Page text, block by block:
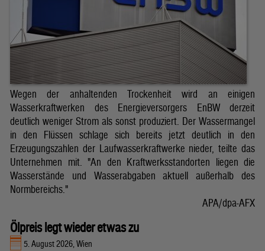
Wegen der anhaltenden Trockenheit wird an einigen
Wasserkraftwerken des Energieversorgers EnBW derzeit
deutlich weniger Strom als sonst produziert. Der Wassermangel
in den Flüssen schlage sich bereits jetzt deutlich in den
Erzeugungszahlen der Laufwasserkraftwerke nieder, teilte das
Unternehmen mit. "An den Kraftwerksstandorten liegen die
Wasserstände und Wasserabgaben aktuell außerhalb des
Normbereichs."
APA/dpa-AFX
Ölpreis legt wieder etwas zu
5. August 2026, Wien